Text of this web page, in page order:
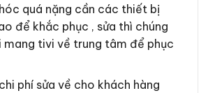
quá nặng cần các thiết bị
để khắc phục , sửa thì chúng
mang tivi về trung tâm để phục
phí sửa về cho khách hàng